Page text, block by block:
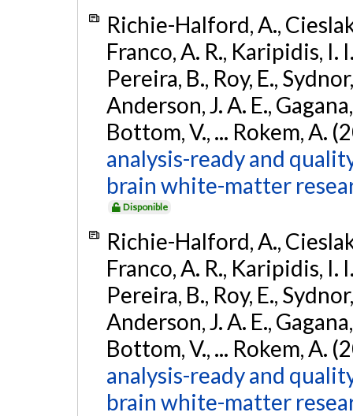
Richie-Halford, A.,
Franco, A. R., Karipidis, I.
Pereira, B., Roy, E.,
Anderson, J. A. E.,
Bottom, V., ... Rokem, A.
analysis-ready and
brain white-matter
Disponible
Richie-Halford, A.,
Franco, A. R., Karipidis, I.
Pereira, B., Roy, E.,
Anderson, J. A. E.,
Bottom, V., ... Rokem, A.
analysis-ready and
brain white-matter